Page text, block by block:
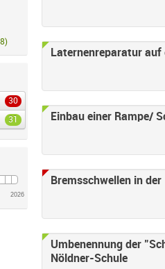
Filter anwenden
) öffentliches Straßenland Filter anwenden
30
nicht umgesetzt Filter anwenden
31
umgesetzt/inhaltlich erledigt Filter anwenden
2026
Laternenreparatur auf
Einbau einer Rampe/
Bremsschwellen in
Umbenennung der
Nöldner-Schule